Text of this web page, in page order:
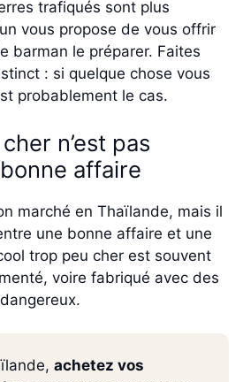
trafiqués sont plus
vous propose de vous offrir
barman le préparer. Faites
: si quelque chose vous
probablement le cas.
n’est pas
affaire
marché en Thaïlande, mais il
une bonne affaire et une
trop peu cher est souvent
voire fabriqué avec des
achetez vos